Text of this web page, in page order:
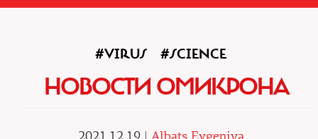
#VIRUS #SCIENCE
НОВОСТИ ОМИКРОНА